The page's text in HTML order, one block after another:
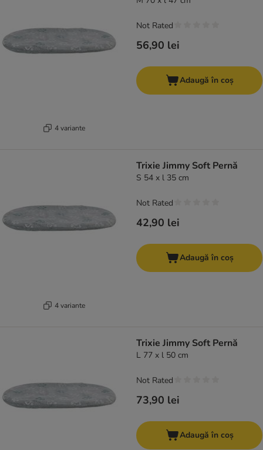
4 variante
56,90 lei
Not Rated
Adaugă în coș
4 variante
Trixie Jimmy Soft Pernă
S 54 x l 35 cm
42,90 lei
Not Rated
Adaugă în coș
Trixie Jimmy Soft Pernă
L 77 x l 50 cm
73,90 lei
Not Rated
Adaugă în coș